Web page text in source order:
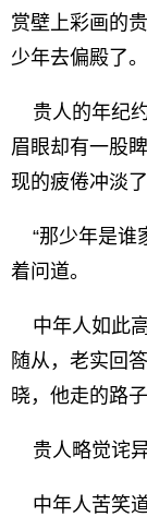
赏壁上彩画的
少年去偏殿了
贵人的年纪
眉眼却有一股
现的疲倦冲淡了
“那少年是谁
着问道。
中年人如此
随从，老实回
晓，他走的路
贵人略觉诧异
中年人苦笑